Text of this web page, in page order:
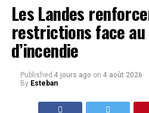
Les Landes
restrictions face au
d’incendie
Published 4 jours ago on 4 août 2026
By Esteban